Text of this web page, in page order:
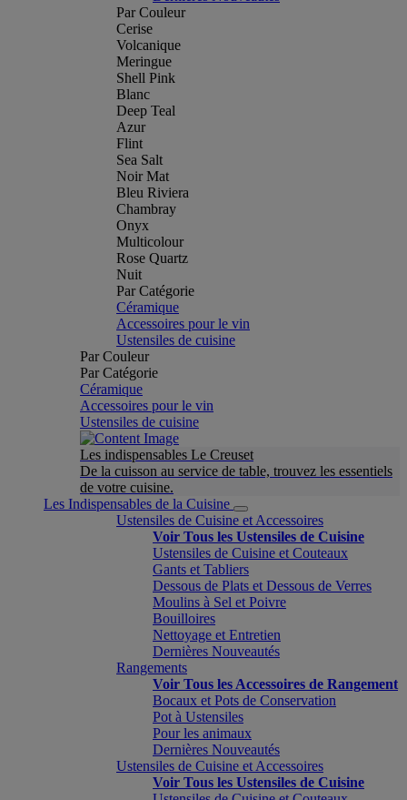
Par Couleur
Cerise
Volcanique
Meringue
Shell Pink
Blanc
Deep Teal
Azur
Flint
Sea Salt
Noir Mat
Bleu Riviera
Chambray
Onyx
Multicolour
Rose Quartz
Nuit
Par Catégorie
Céramique
Accessoires pour le vin
Ustensiles de cuisine
Par Couleur
Par Catégorie
Céramique
Accessoires pour le vin
Ustensiles de cuisine
Les indispensables Le Creuset
De la cuisson au service de table, trouvez les essentiels
de votre cuisine.
Les Indispensables de la Cuisine
Ustensiles de Cuisine et Accessoires
Voir Tous les Ustensiles de Cuisine
Ustensiles de Cuisine et Couteaux
Gants et Tabliers
Dessous de Plats et Dessous de Verres
Moulins à Sel et Poivre
Bouilloires
Nettoyage et Entretien
Dernières Nouveautés
Rangements
Voir Tous les Accessoires de Rangement
Bocaux et Pots de Conservation
Pot à Ustensiles
Pour les animaux
Dernières Nouveautés
Ustensiles de Cuisine et Accessoires
Voir Tous les Ustensiles de Cuisine